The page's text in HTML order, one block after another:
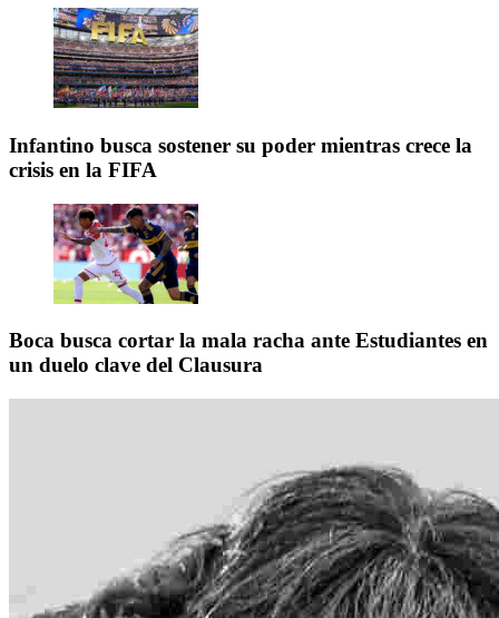
Infantino busca sostener su poder mientras crece la
crisis en la FIFA
Boca busca cortar la mala racha ante Estudiantes en
un duelo clave del Clausura